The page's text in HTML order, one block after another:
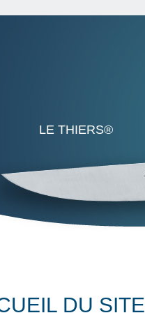
LE THIERS®
DU SITE